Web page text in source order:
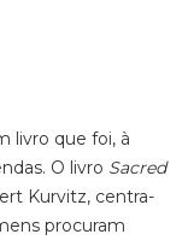
livro que foi, à
O livro Sacred
Kurvitz, centra-
procuram